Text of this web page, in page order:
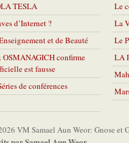
TESLA
d’Internet ?
et de Beauté
confirme
est fausse
de conférences
Le
La
Le
LA
VM Samael Aun Weor: Gnose